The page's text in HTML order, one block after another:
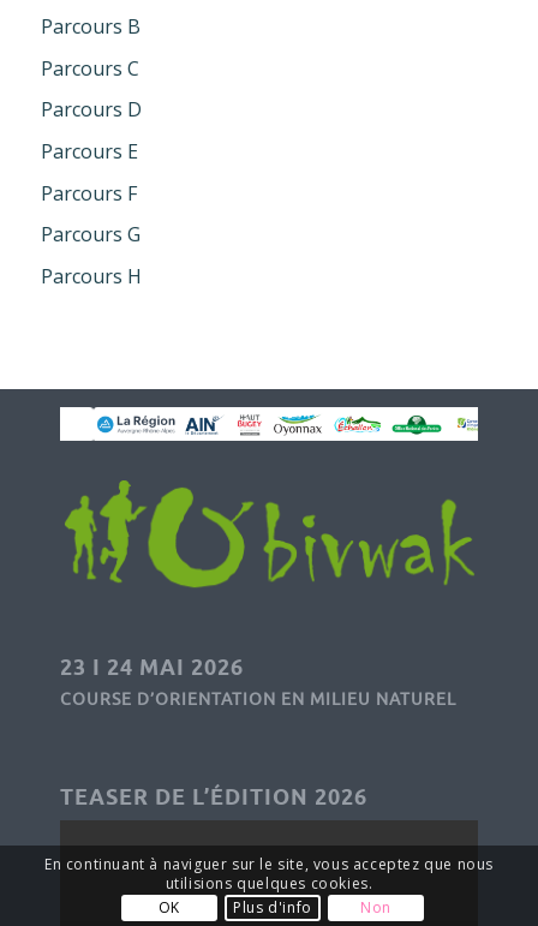
Par­cours B
Par­cours C
Par­cours D
Par­cours E
Par­cours F
Par­cours G
Par­cours H
23 I 24 MAI 2026
COURSE D’ORIENTATION EN MILIEU NATUREL
TEASER DE L’ÉDITION 2026
En continuant à naviguer sur le site, vous acceptez que nous
utilisions quelques cookies.
OK
Plus d'info Non